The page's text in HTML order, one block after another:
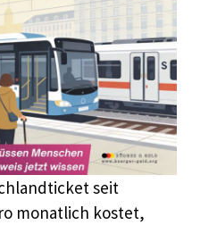
seit
monatlich kostet,